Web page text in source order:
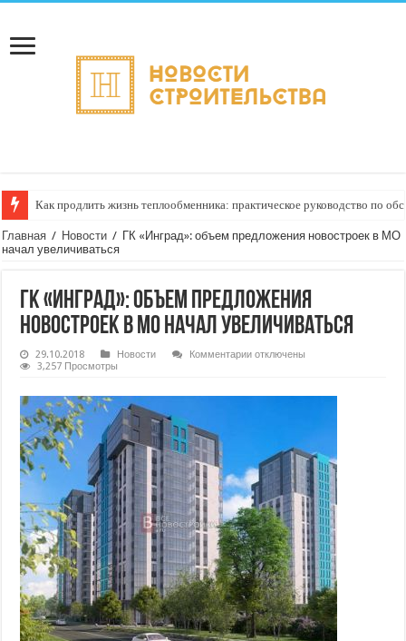
Как продлить жизнь теплообменника: практическое руководство по
Горбыль как дрова: недооценённый ресурс для тепла, экономии и
Главная / Новости / ГК «Инград»: объем предложения новостроек в МО
начал увеличиваться
ГК «Инград»: объем предложения
новостроек в МО начал увеличиваться
29.10.2018 Новости Комментариик
начал
увеличиваться
отключены
3,257 Просмотры